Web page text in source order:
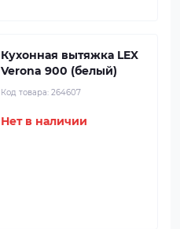
Кухонная вытяжка LEX
Verona 900 (белый)
Код товара: 264607
Нет в наличии